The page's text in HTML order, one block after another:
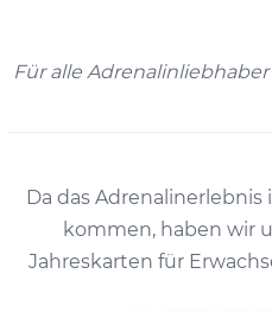
Für alle
Da das
kommen, haben wir
Jahreskarten für